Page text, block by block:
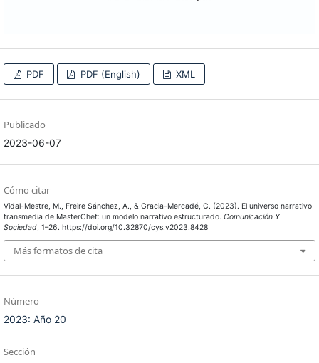
PDF PDF (English) XML
Publicado
2023-06-07
Cómo citar
Vidal-Mestre, M., Freire Sánchez, A., & Gracia-Mercadé, C. (2023). El universo narrativo
transmedia de MasterChef: un modelo narrativo estructurado. Comunicación Y
Sociedad, 1–26. https://doi.org/10.32870/cys.v2023.8428
Más formatos de cita
Número
2023: Año 20
Sección